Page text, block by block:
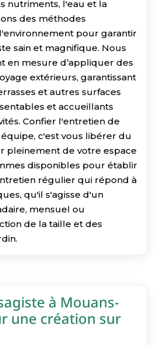
nutriments, l'eau et la
des méthodes
pour garantir
sain et magnifique. Nous
en mesure d’appliquer des
extérieurs, garantissant
et autres surfaces
et accueillants
Confier l'entretien de
c'est vous libérer du
pleinement de votre espace
disponibles pour établir
régulier qui répond à
qu'il s'agisse d'un
mensuel ou
de la taille et des
à Mouans-
une création sur